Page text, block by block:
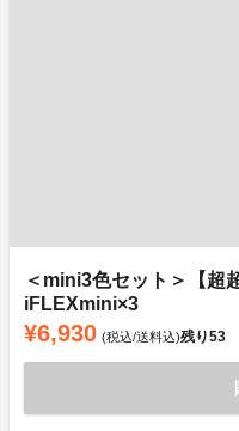
＜mini3色セット＞【超
iFLEXmini×3
¥6,930 (税込/送料込)残り53